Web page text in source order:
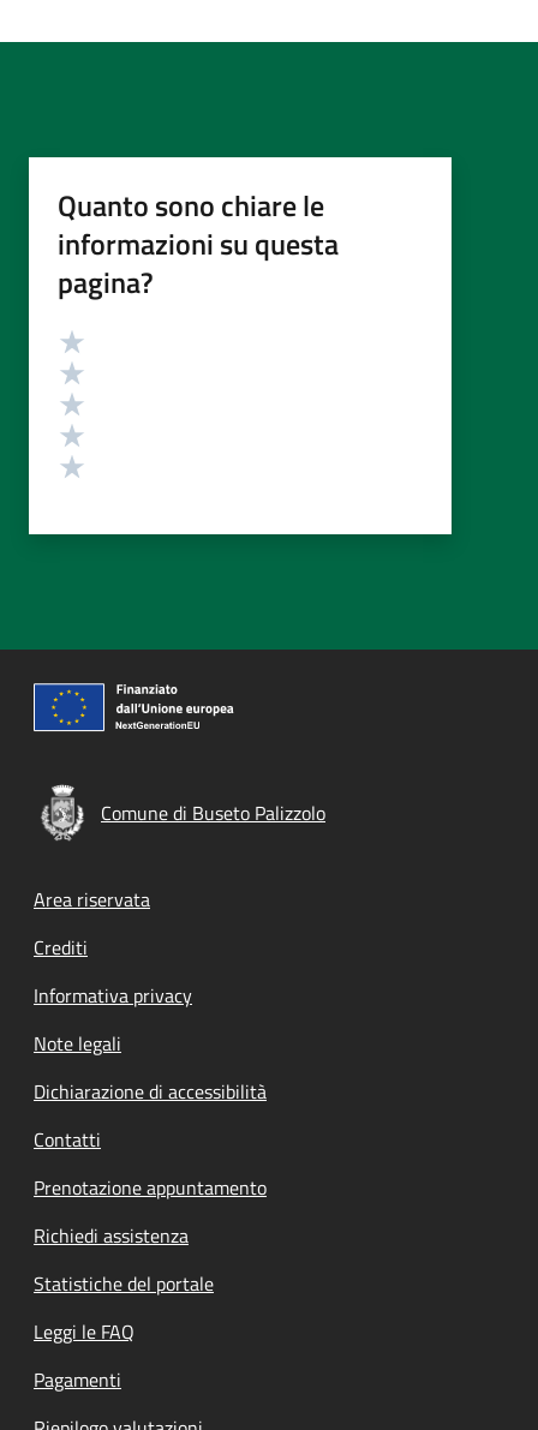
Quanto sono chiare le
informazioni su questa
pagina?
Valutazione
Comune di Buseto Palizzolo
Footer menu
Area riservata
Crediti
Informativa privacy
Note legali
Dichiarazione di accessibilità
Contatti
Prenotazione appuntamento
Richiedi assistenza
Statistiche del portale
Leggi le FAQ
Pagamenti